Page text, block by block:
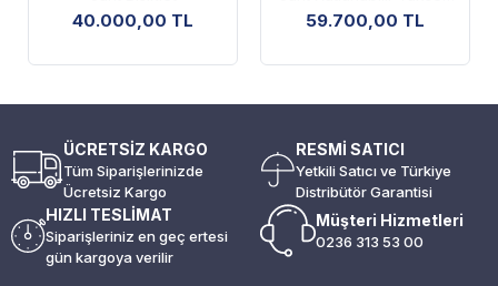
40.000,00 TL
Torklu Elektrikli Bisiklet(
TURUNCU)
59.700,00 TL
ÜCRETSİZ KARGO
Tüm Siparişlerinizde
Ücretsiz Kargo
RESMİ SATICI
Yetkili Satıcı ve Türkiye
Distribütör Garantisi
HIZLI TESLİMAT
Siparişleriniz en geç ertesi
gün kargoya verilir
Müşteri Hizmetleri
0236 313 53 00